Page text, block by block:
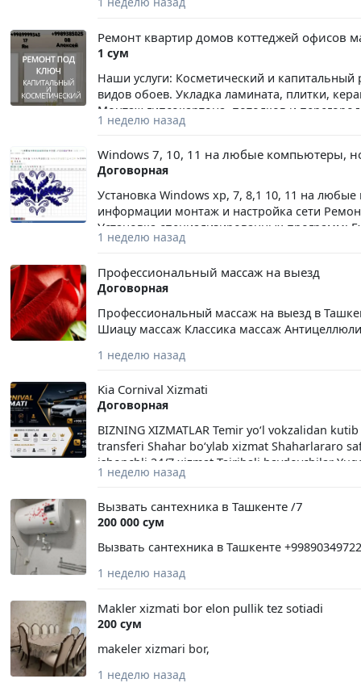
xizmat Brendingizni keng auditoriyaga
uchun ishonchli reklama hamkori!
Ремонт квартир домов коттеджей офисов
1 сум
Наши услуги: Косметический и
видов обоев. Укладка ламината, плитки,
Монтаж гипсокартона, потолков и
выбирают нас: Качественное выполнение
магазинами. Звоните или пишите в любое
рассчитаем стоимость ремонта.
1 неделю назад
Windows 7, 10, 11 на любые компьютеры,
Договорная
Установка Windows xp, 7, 8,1 10, 11 на
информации монтаж и настройка сети
Установка специализированных программ:
Studio e4.2H (eng, rus), Tajima Pulse x12, X14,
Grafis, Brother PE-Design, CLO Enterprise
Autodesk Autocad, ArchiCAD, Autodesk 3ds
CorelDraw, Линейка продуктов ADOBE,
Delcam PowerSHAPE 2010, Pinnacle Studio
Windows, все программы полноценно
1 неделю назад
Профессиональный массаж на выезд
Договорная
Профессиональный массаж на выезд в
Шиацу массаж Классика массаж
1 неделю назад
Kia Cornival Xizmati
Договорная
BIZNING XIZMATLAR Temir yo‘l vokzalidan
transferi Shahar bo‘ylab xizmat Shaharlararo
ishonchli 24/7 xizmat Tajribali haydovchilar
1 неделю назад
Вызвать сантехника в Ташкенте /7
200 000 сум
Вызвать сантехника в Ташкенте
1 неделю назад
Makler xizmati bor elon pullik tez sotiadi
200 сум
makeler xizmari bor,
1 неделю назад